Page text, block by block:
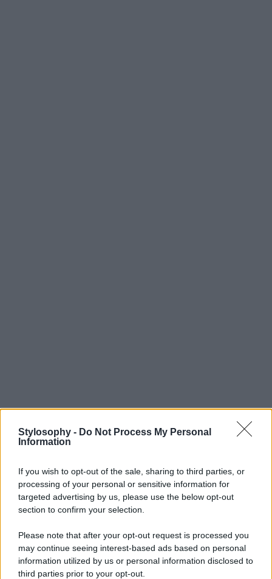
Stylosophy - Do Not Process My Personal
Information
If you wish to opt-out of the sale, sharing to third parties, or
processing of your personal or sensitive information for
targeted advertising by us, please use the below opt-out
section to confirm your selection.
Please note that after your opt-out request is processed you
may continue seeing interest-based ads based on personal
information utilized by us or personal information disclosed to
third parties prior to your opt-out.